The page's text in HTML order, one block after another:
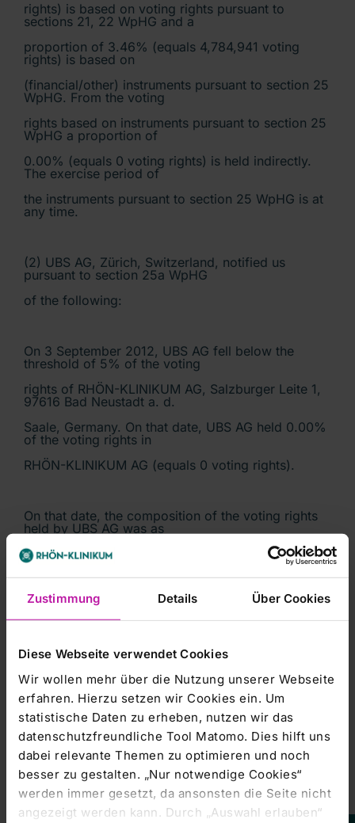
Zustimmung Details Über Cookies
Diese Webseite verwendet Cookies
Wir wollen mehr über die Nutzung unserer Webseite
erfahren. Hierzu setzen wir Cookies ein. Um
statistische Daten zu erheben, nutzen wir das
datenschutzfreundliche Tool Matomo. Dies hilft uns
dabei relevante Themen zu optimieren und noch
besser zu gestalten. „Nur notwendige Cookies“
werden immer gesetzt, da ansonsten die Seite nicht
angezeigt werden kann. Durch „Auswahl erlauben“
rights) is based on voting rights pursuant to
sections 21, 22 WpHG and a
proportion of 3.46% (equals 4,784,941 voting
rights) is based on
(financial/other) instruments pursuant to section 25
WpHG. From the voting
rights based on instruments pursuant to section 25
WpHG a proportion of
0.00% (equals 0 voting rights) is held indirectly.
The exercise period of
the instruments pursuant to section 25 WpHG is at
any time.
(2) UBS AG, Zürich, Switzerland, notified us
pursuant to section 25a WpHG
of the following:
On 3 September 2012, UBS AG fell below the
threshold of 5% of the voting
rights of RHÖN-KLINIKUM AG, Salzburger Leite 1,
97616 Bad Neustadt a. d.
Saale, Germany. On that date, UBS AG held 0.00%
of the voting rights in
RHÖN-KLINIKUM AG (equals 0 voting rights).
On that date, the composition of the voting rights
held by UBS AG was as
follows:
A proportion of 0.00% (equals 0 voting rights) was
based on (financial /
From the voting rights
based on instruments pursuant to section 25a
WpHG a proportion of 0.00%
(equals 0 voting rights) was held indirectly.
A proportion of 3.46% (equals 4,784,941 voting
rights) was based on
(financial / other) instruments pursuant to section